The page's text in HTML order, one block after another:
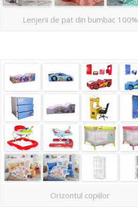
Lenjerii de pat din bumbac 100%
Orizontul copiilor